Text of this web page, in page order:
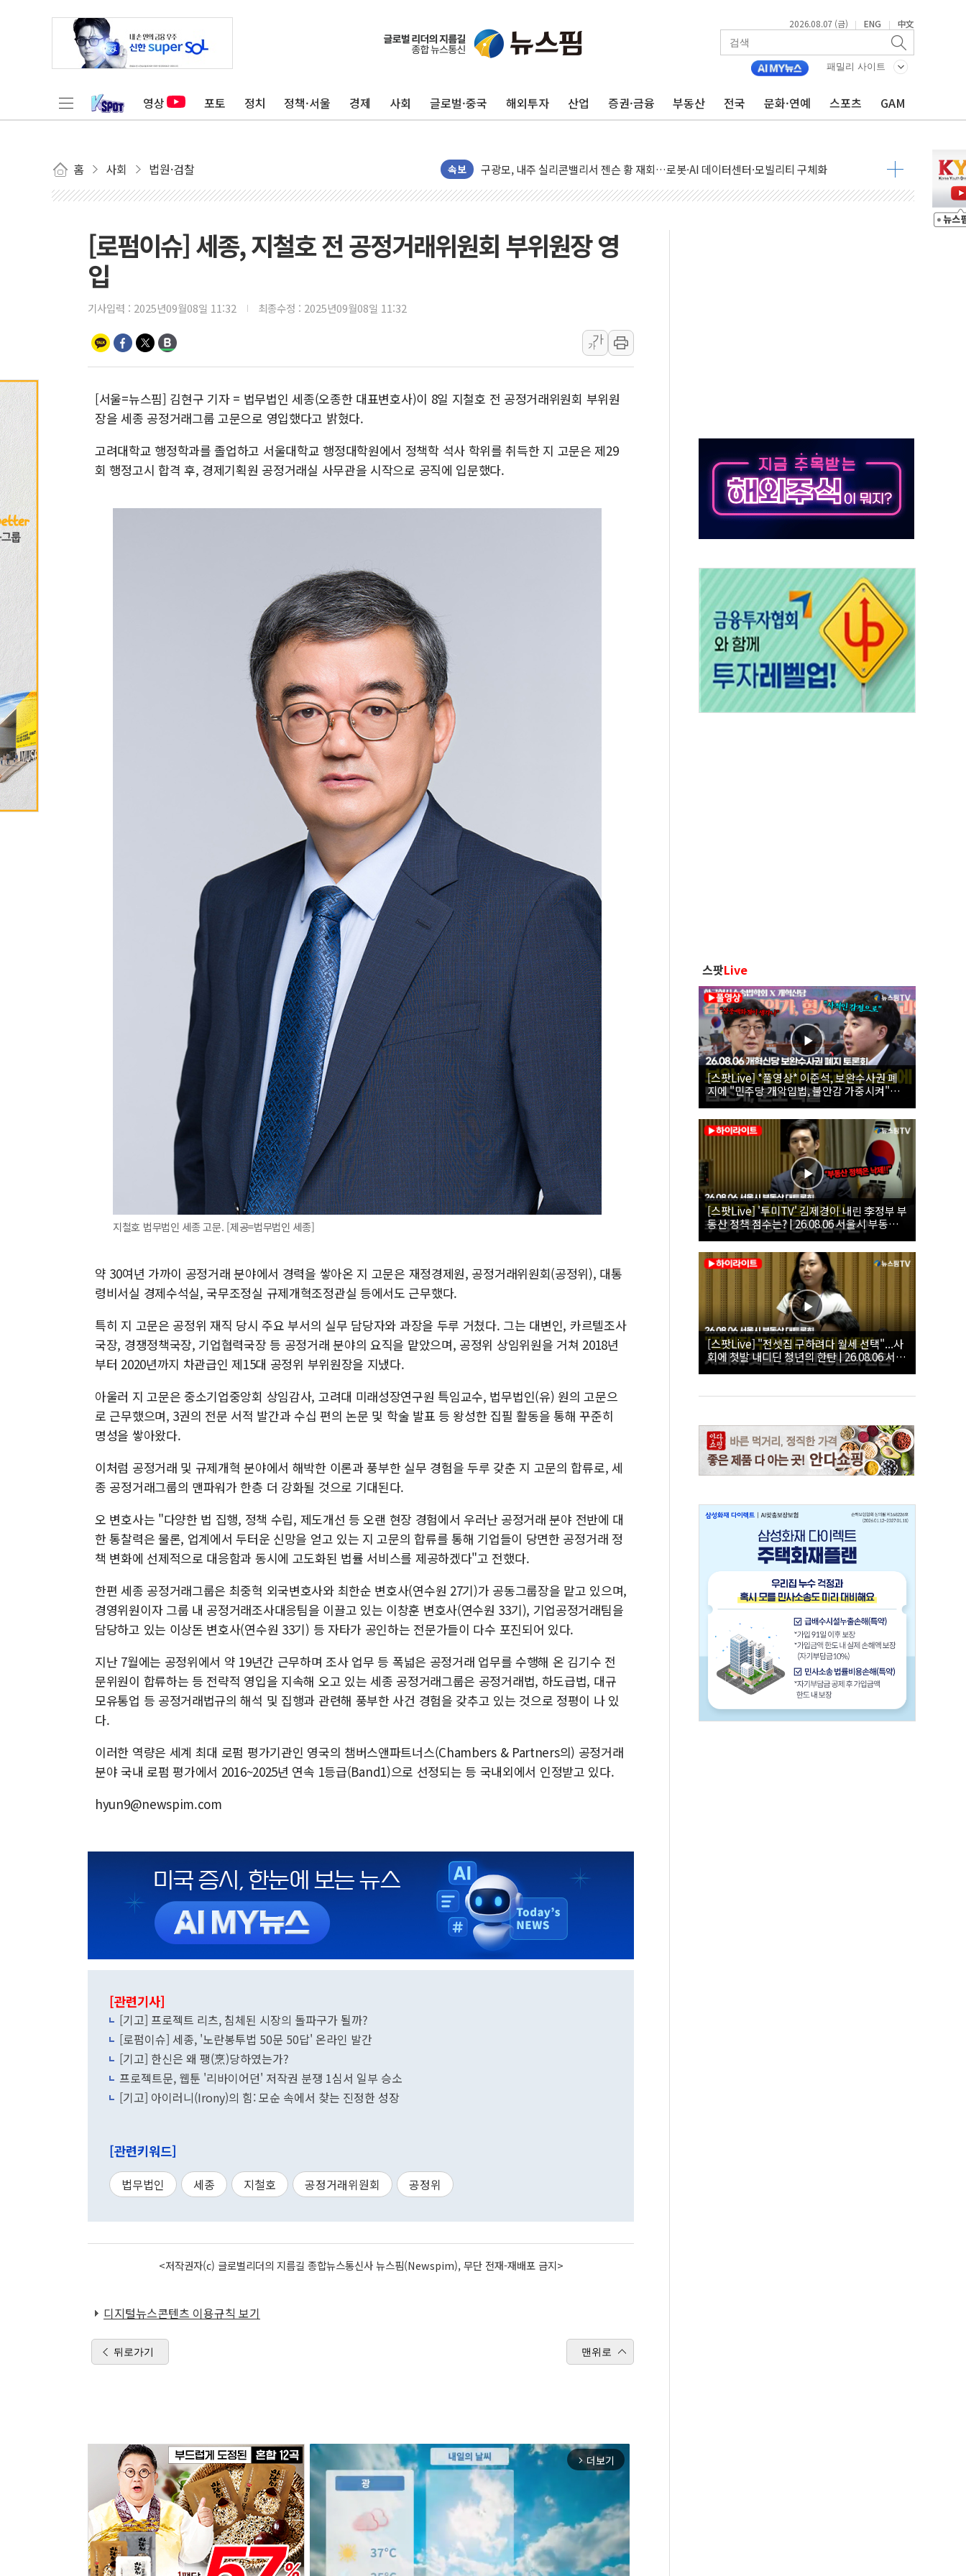
2026.08.07 (금) | ENG | 中文
패밀리 사이트
영상 포토 정치 정책·서울 경제 사회 글로벌·중국 해외투자 산업 증권·금융 부동산 전국 문화·연예 스포츠 GAM
홈 사회 법원·검찰 속보
유럽증시, 견조한 실적 소화하며 대부분 상승… "2분기 기업 순이익 21% 증가" 전망
구광모, 내주 실리콘밸리서 젠슨 황 재회…로봇·AI 데이터센터·모빌리티 구체화
김정관 장관 "영업이익 N% 성과급 반대…상법·자본시장법 개정 논의"
뉴욕증시 프리뷰, 미 주가선물 AI주 차익실현 속 혼조세...웨스턴디지털·샌디스크↓
청와대, 북한 단거리 탄도미사일 발사에 긴급 안보 점검회의
[베트남 증시] 지수 하락 속 'DGC' 임시 주총 기대감에 홀로 상한가…마진 잔액은 사상 최고
'월가의 황제' 다이먼 "금융시장 레버리지 위험수위…숨은 차입이 더 큰 변수"
김정관 산업부 장관 "주 52시간 손봐야, 경쟁상대 中과 비교해야"
[3보] 북, 원산서 동해로 단거리 탄도미사일 1발 발사… 올해 10번째·42일 만 도발
우크라 드론 전술, 중남미 콜롬비아에 새 안보 위기… 반군·마약카르텔이 습득해 전투 활용
주한미군 "오산기지 누출, 백린 아닌 무해한 표면 부식 물질"
[로펌이슈] 세종, 지철호 전 공정거래위원회 부위원장 영
입
기사입력 : 2025년09월08일 11:32 최종수정 : 2025년09월08일 11:32
가
가
[서울=뉴스핌] 김현구 기자 = 법무법인 세종(오종한 대표변호사)이 8일 지철호 전 공정거래위원회 부위원
장을 세종 공정거래그룹 고문으로 영입했다고 밝혔다.
고려대학교 행정학과를 졸업하고 서울대학교 행정대학원에서 정책학 석사 학위를 취득한 지 고문은 제29
회 행정고시 합격 후, 경제기획원 공정거래실 사무관을 시작으로 공직에 입문했다.
지철호 법무법인 세종 고문. [제공=법무법인 세종]
약 30여년 가까이 공정거래 분야에서 경력을 쌓아온 지 고문은 재정경제원, 공정거래위원회(공정위), 대통
령비서실 경제수석실, 국무조정실 규제개혁조정관실 등에서도 근무했다.
특히 지 고문은 공정위 재직 당시 주요 부서의 실무 담당자와 과장을 두루 거쳤다. 그는 대변인, 카르텔조사
국장, 경쟁정책국장, 기업협력국장 등 공정거래 분야의 요직을 맡았으며, 공정위 상임위원을 거쳐 2018년
부터 2020년까지 차관급인 제15대 공정위 부위원장을 지냈다.
아울러 지 고문은 중소기업중앙회 상임감사, 고려대 미래성장연구원 특임교수, 법무법인(유) 원의 고문으
로 근무했으며, 3권의 전문 서적 발간과 수십 편의 논문 및 학술 발표 등 왕성한 집필 활동을 통해 꾸준히
명성을 쌓아왔다.
이처럼 공정거래 및 규제개혁 분야에서 해박한 이론과 풍부한 실무 경험을 두루 갖춘 지 고문의 합류로, 세
종 공정거래그룹의 맨파워가 한층 더 강화될 것으로 기대된다.
오 변호사는 "다양한 법 집행, 정책 수립, 제도개선 등 오랜 현장 경험에서 우러난 공정거래 분야 전반에 대
한 통찰력은 물론, 업계에서 두터운 신망을 얻고 있는 지 고문의 합류를 통해 기업들이 당면한 공정거래 정
책 변화에 선제적으로 대응함과 동시에 고도화된 법률 서비스를 제공하겠다"고 전했다.
한편 세종 공정거래그룹은 최중혁 외국변호사와 최한순 변호사(연수원 27기)가 공동그룹장을 맡고 있으며,
경영위원이자 그룹 내 공정거래조사대응팀을 이끌고 있는 이창훈 변호사(연수원 33기), 기업공정거래팀을
담당하고 있는 이상돈 변호사(연수원 33기) 등 자타가 공인하는 전문가들이 다수 포진되어 있다.
지난 7월에는 공정위에서 약 19년간 근무하며 조사 업무 등 폭넓은 공정거래 업무를 수행해 온 김기수 전
문위원이 합류하는 등 전략적 영입을 지속해 오고 있는 세종 공정거래그룹은 공정거래법, 하도급법, 대규
모유통업 등 공정거래법규의 해석 및 집행과 관련해 풍부한 사건 경험을 갖추고 있는 것으로 정평이 나 있
다.
이러한 역량은 세계 최대 로펌 평가기관인 영국의 챔버스앤파트너스(Chambers & Partners의) 공정거래
분야 국내 로펌 평가에서 2016~2025년 연속 1등급(Band1)으로 선정되는 등 국내외에서 인정받고 있다.
hyun9@newspim.com
[관련기사]
[기고] 프로젝트 리츠, 침체된 시장의 돌파구가 될까?
[로펌이슈] 세종, '노란봉투법 50문 50답' 온라인 발간
[기고] 한신은 왜 팽(烹)당하였는가?
프로젝트문, 웹툰 '리바이어던' 저작권 분쟁 1심서 일부 승소
[기고] 아이러니(Irony)의 힘: 모순 속에서 찾는 진정한 성장
[관련키워드]
법무법인 세종 지철호 공정거래위원회 공정위
<저작권자(c) 글로벌리더의 지름길 종합뉴스통신사 뉴스핌(Newspim), 무단 전재-재배포 금지>
디지털뉴스콘텐츠 이용규칙 보기
뒤로가기 맨위로
arrow_forward_ios 더보기
스팟Live
[스팟Live] *풀영상* 이준석, 보완수사권 폐
지에 "민주당 개악입법, 불안감 가중시켜"｜
26.08.06 개혁신당 보완수사권 폐지 토론회
[스팟Live] '투미TV' 김제경이 내린 李정부 부
동산 정책 점수는? | 26.08.06 서울시 부동산
대토론회
[스팟Live] "전셋집 구하려다 월세 선택"...사
회에 첫발 내디딘 청년의 한탄 | 26.08.06 서울
시 부동산 대토론회